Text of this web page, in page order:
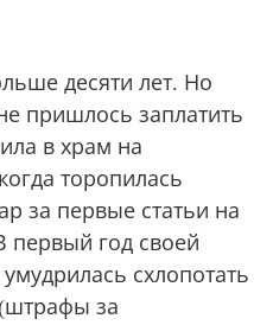
десяти лет. Но
пришлось заплатить
в храм на
торопилась
за первые статьи на
первый год своей
схлопотать
за